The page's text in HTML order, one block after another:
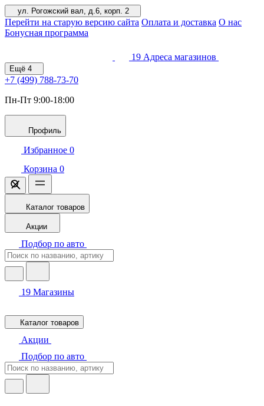
ул. Рогожский вал, д.6, корп. 2
Перейти на старую версию сайта Оплата и доставка О нас
Бонусная программа
19 Адреса магазинов
Ещё 4
+7 (499) 788-73-70
Пн-Пт 9:00-18:00
Профиль
Избранное 0
Корзина 0
Каталог товаров
Акции
Подбор по авто
19 Магазины
Каталог товаров
Акции
Подбор по авто